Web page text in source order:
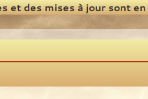
et des mises à jour sont